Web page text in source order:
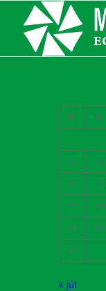
H K
3 4
10 11
17 18
24 25
31
« júl